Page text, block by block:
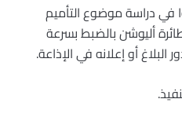
في دراسة موضوع التأميم
أليوشن بالضبط بسرعة
أو إعلانه في الإذاعة.